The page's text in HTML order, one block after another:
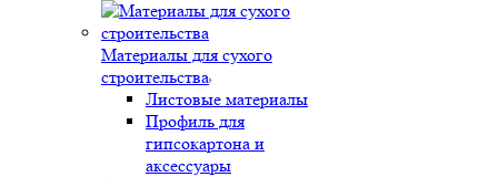
Материалы для сухого
строительства
Листовые материалы
Профиль для
гипсокартона и
аксессуары